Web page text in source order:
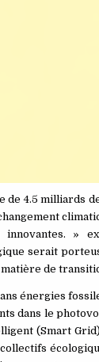
de 4.5 milliards
»
serait
de
énergies
dans le
(Smart